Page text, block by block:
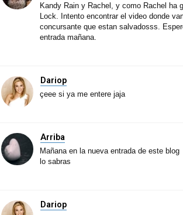
Kandy Rain y Rachel, y como Rachel ha
Lock. Intento encontrar el video donde
concursante que estan salvadosss.
entrada mañana.
Dariop
çeee si ya me entere jaja
Arriba
Mañana en la nueva entrada de este blog
lo sabras
Dariop